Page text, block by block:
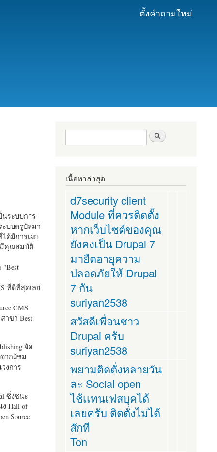
ตั้งคำถามใหม่
นระบบการ
ะบบดรูปัลมา
ด้มีการเผย
มีคุณสมบัติ
"Best
ที่ดีที่สุดเลย
CMS
าขา Best
จัด
ากผู้ชม
งการ
ซึ่งชนะ
Hall of
Source
ฟอร์มค้นหา
เนื้อหาล่าสุด
d7security client
Module ที่ควรติดตั้ง
หากเว็บไซต์ของคุณ
ยังคงเป็น Drupal 7
มายืดอายุความ
ปลอดภัยให้ Drupal
7 กัน
suriyan2538
สวัสดีเพื่อนชาว
Drupal ครับ
suriyan2538
พยามติดตั่งหลายวัน
ละ Social open
ไช้เเทนเฟสบุคได้
เลยครับ ติดตั่งไม่ได้
สักที
Ton